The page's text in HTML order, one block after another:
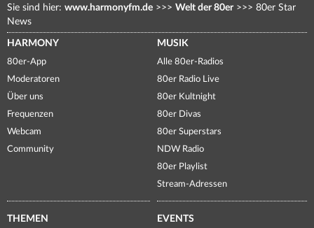
Sie sind hier: www.harmonyfm.de >>> Welt der 80er >>> 80er Star
News
HARMONY
80er-App
Moderatoren
Über uns
Frequenzen
Webcam
Community
MUSIK
Alle 80er-Radios
80er Radio Live
80er Kultnight
80er Divas
80er Superstars
NDW Radio
80er Playlist
Stream-Adressen
THEMEN EVENTS